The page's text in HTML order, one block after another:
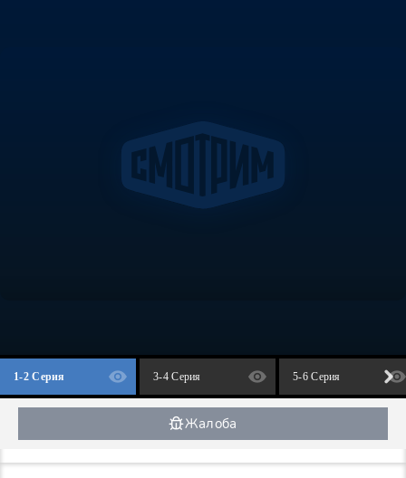
1-2 Серия 3-4 Серия 5-6 Серия
Жалоба